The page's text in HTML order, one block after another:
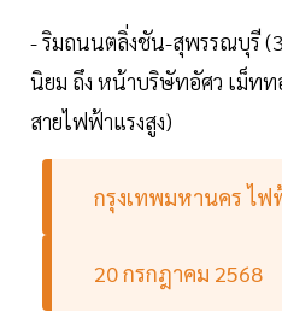
- ริมถนนตลิ่งชัน-สุพรรณบุรี
นิยม ถึง หน้าบริษัทอัศว เม็ท
สายไฟฟ้าแรงสูง)
กรุงเทพมหานคร ไฟ
20 กรกฎาคม 2568